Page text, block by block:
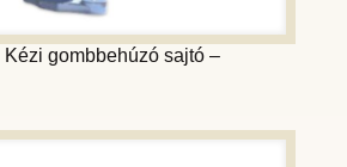
Kézi gombbehúzó sajtó –